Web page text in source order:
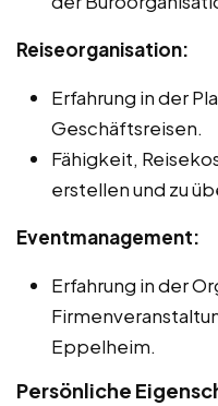
Reiseorganisation:
Erfahrung in der
Geschäftsreisen.
Fähigkeit,
erstellen und zu
Eventmanagement:
Erfahrung in der
Eppelheim.
Persönliche